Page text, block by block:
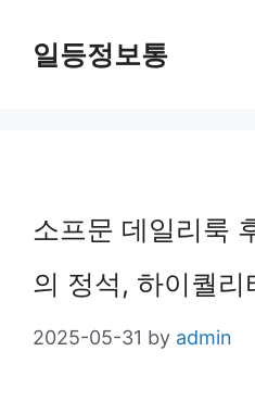
일등정보통
소프문 데일리룩
의 정석, 하이퀄리
2025-05-31 by admin